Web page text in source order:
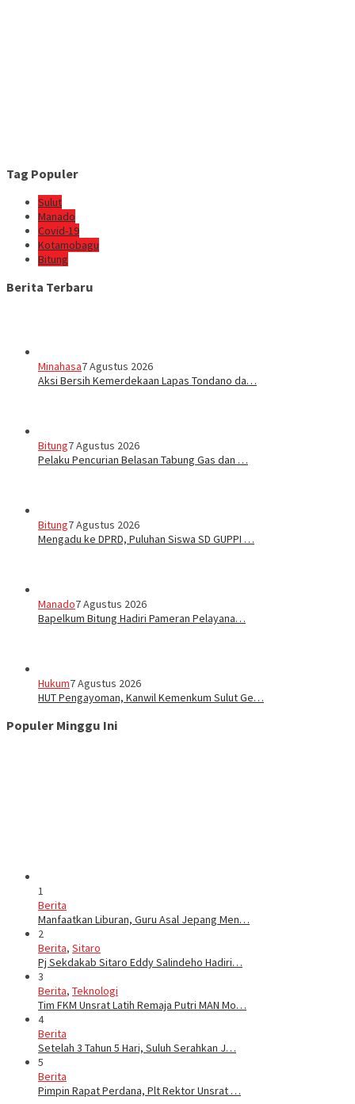
Tag Populer
Sulut
Manado
Covid-19
Kotamobagu
Bitung
Berita Terbaru
Minahasa7 Agustus 2026
Aksi Bersih Kemerdekaan Lapas Tondano da…
Bitung7 Agustus 2026
Pelaku Pencurian Belasan Tabung Gas dan …
Bitung7 Agustus 2026
Mengadu ke DPRD, Puluhan Siswa SD GUPPI …
Manado7 Agustus 2026
‎Bapelkum Bitung Hadiri Pameran Pelayana…
Hukum7 Agustus 2026
HUT Pengayoman, Kanwil Kemenkum Sulut Ge…
Populer Minggu Ini
1
Berita
Manfaatkan Liburan, Guru Asal Jepang Men…
2
Berita, Sitaro
Pj Sekdakab Sitaro Eddy Salindeho Hadiri…
3
Berita, Teknologi
Tim FKM Unsrat Latih Remaja Putri MAN Mo…
4
Berita
Setelah 3 Tahun 5 Hari, Suluh Serahkan J…
5
Berita
Pimpin Rapat Perdana, Plt Rektor Unsrat …